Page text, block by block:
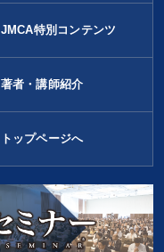
JMCA特別コンテンツ
著者・講師紹介
トップページへ